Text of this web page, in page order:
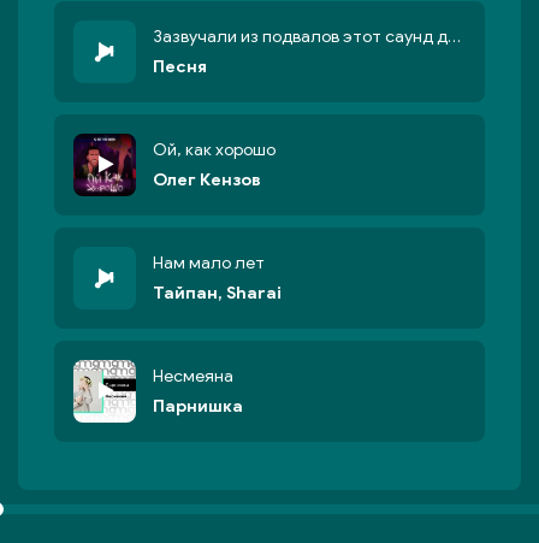
Зазвучали из подвалов этот саунд дворов
Песня
Ой, как хорошо
Олег Кензов
Нам мало лет
Тайпан, Sharai
Несмеяна
Парнишка